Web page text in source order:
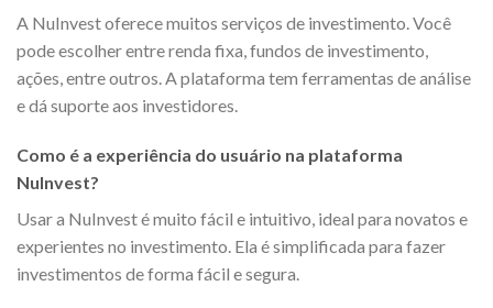
A NuInvest oferece muitos serviços de investimento. Você
pode escolher entre renda fixa, fundos de investimento,
ações, entre outros. A plataforma tem ferramentas de análise
e dá suporte aos investidores.
Como é a experiência do usuário na plataforma
NuInvest?
Usar a NuInvest é muito fácil e intuitivo, ideal para novatos e
experientes no investimento. Ela é simplificada para fazer
investimentos de forma fácil e segura.